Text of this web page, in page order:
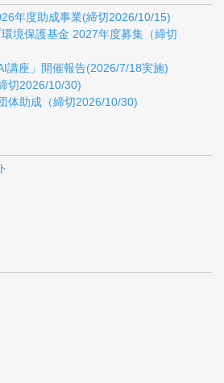
年度助成事業(締切2026/10/15)
境保護基金 2027年度募集（締切
講座」開催報告(2026/7/18実施)
切2026/10/30)
体助成（締切2026/10/30)